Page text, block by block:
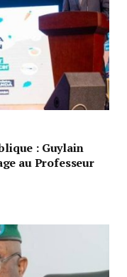
: Guylain
au Professeur